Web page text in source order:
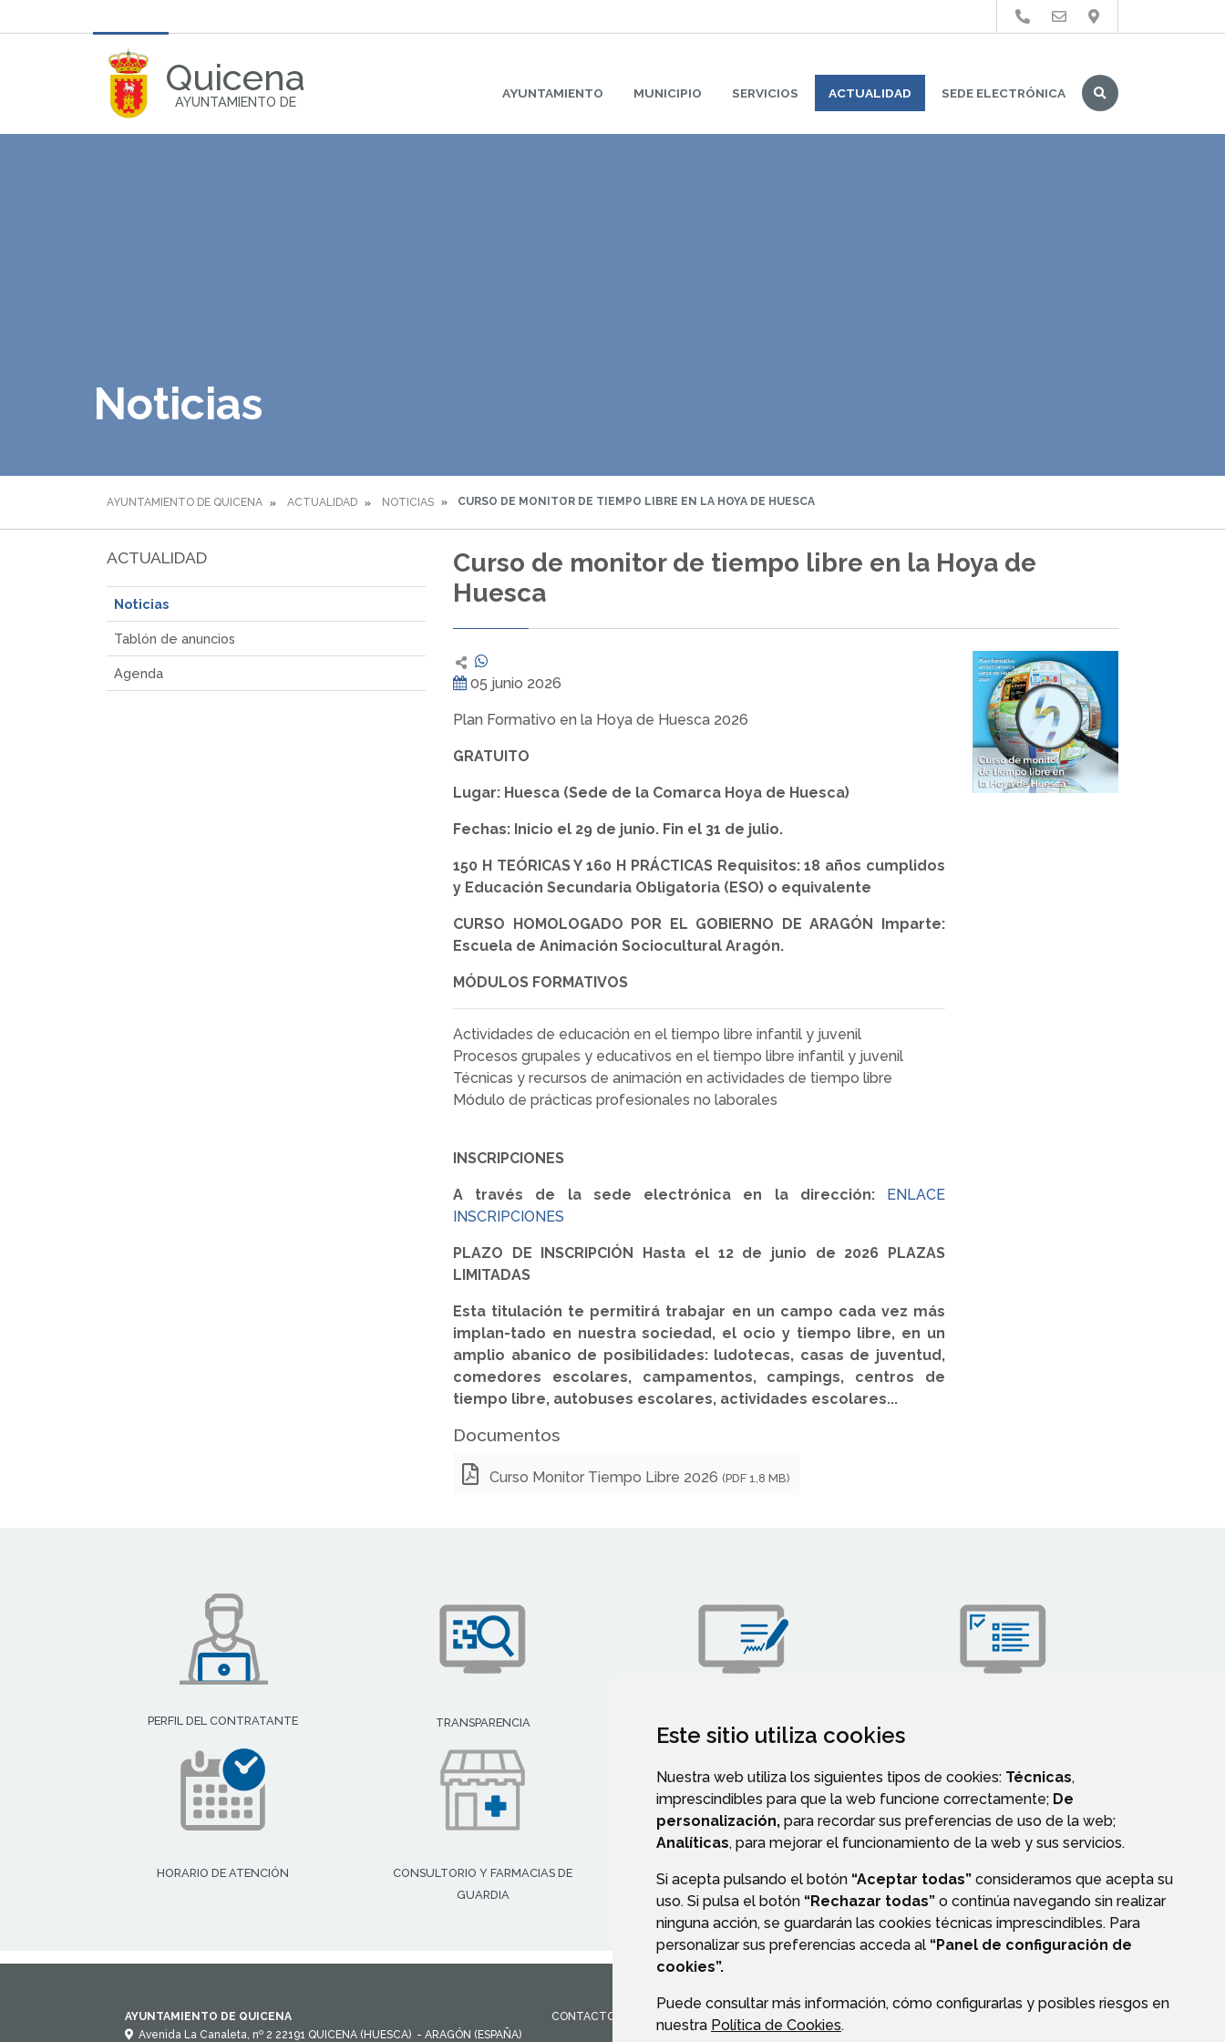
Este sitio utiliza cookies
Nuestra web utiliza los siguientes tipos de cookies: Técnicas,
imprescindibles para que la web funcione correctamente; De
personalización, para recordar sus preferencias de uso de la web;
Analíticas, para mejorar el funcionamiento de la web y sus servicios.
Si acepta pulsando el botón “Aceptar todas” consideramos que acepta su
uso. Si pulsa el botón “Rechazar todas” o continúa navegando sin realizar
ninguna acción, se guardarán las cookies técnicas imprescindibles. Para
personalizar sus preferencias acceda al “Panel de configuración de
cookies”.
Puede consultar más información, cómo configurarlas y posibles riesgos en
nuestra Política de Cookies.
Quicena
AYUNTAMIENTO DE
AYUNTAMIENTO MUNICIPIO SERVICIOS ACTUALIDAD SEDE ELECTRÓNICA
Buscar
Noticias
AYUNTAMIENTO DE QUICENA ACTUALIDAD NOTICIAS CURSO DE MONITOR DE TIEMPO LIBRE EN LA HOYA DE HUESCA
ACTUALIDAD
Noticias
Tablón de anuncios
Agenda
Curso de monitor de tiempo libre en la Hoya de
Huesca
05 junio 2026
Plan Formativo en la Hoya de Huesca 2026
GRATUITO
Lugar: Huesca (Sede de la Comarca Hoya de Huesca)
Fechas: Inicio el 29 de junio. Fin el 31 de julio.
150 H TEÓRICAS Y 160 H PRÁCTICAS Requisitos: 18 años cumplidos
y Educación Secundaria Obligatoria (ESO) o equivalente
CURSO HOMOLOGADO POR EL GOBIERNO DE ARAGÓN Imparte:
Escuela de Animación Sociocultural Aragón.
MÓDULOS FORMATIVOS
Actividades de educación en el tiempo libre infantil y juvenil
Procesos grupales y educativos en el tiempo libre infantil y juvenil
Técnicas y recursos de animación en actividades de tiempo libre
Módulo de prácticas profesionales no laborales
INSCRIPCIONES
A través de la sede electrónica en la dirección: ENLACE
INSCRIPCIONES
PLAZO DE INSCRIPCIÓN Hasta el 12 de junio de 2026 PLAZAS
LIMITADAS
Esta titulación te permitirá trabajar en un campo cada vez más
implan-tado en nuestra sociedad, el ocio y tiempo libre, en un
amplio abanico de posibilidades: ludotecas, casas de juventud,
comedores escolares, campamentos, campings, centros de
tiempo libre, autobuses escolares, actividades escolares...
Documentos
Curso Monitor Tiempo Libre 2026 (PDF 1,8 MB)
PERFIL DEL CONTRATANTE TRANSPARENCIA
HORARIO DE ATENCIÓN
CONSULTORIO Y FARMACIAS DE
GUARDIA
FORMULARIO DE CONTACTO VALIDACIÓN DE DOCUMENTOS
AYUNTAMIENTO DE QUICENA
Avenida La Canaleta, nº 2 22191 QUICENA (HUESCA) - ARAGÓN (ESPAÑA)
CONTACTO AVISO LEGAL PROTECCIÓN DE DATOS